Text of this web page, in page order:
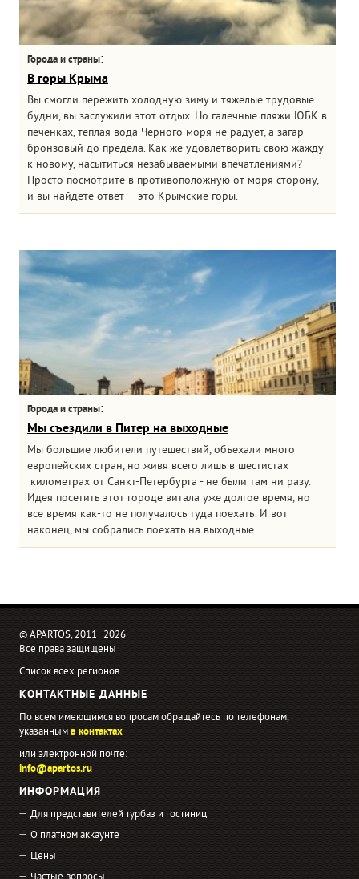
Города и страны:
В горы Крыма
Вы смогли пережить холодную зиму и тяжелые трудовые
будни, вы заслужили этот отдых. Но галечные пляжи ЮБК в
печенках, теплая вода Черного моря не радует, а загар
бронзовый до предела. Как же удовлетворить свою жажду
к новому, насытиться незабываемыми впечатлениями?
Просто посмотрите в противоположную от моря сторону,
и вы найдете ответ — это Крымские горы.
Города и страны:
Мы съездили в Питер на выходные
Мы большие любители путешествий, объехали много
европейских стран, но живя всего лишь в шестистах
километрах от Санкт-Петербурга - не были там ни разу.
Идея посетить этот городе витала уже долгое время, но
все время как-то не получалось туда поехать. И вот
наконец, мы собрались поехать на выходные.
© APARTOS, 2011−2026
Все права защищены
Список всех регионов
КОНТАКТНЫЕ ДАННЫЕ
По всем имеющимся вопросам обращайтесь по телефонам,
указаннымв контактах
или электронной почте:
info@apartos.ru
ИНФОРМАЦИЯ
Для представителей турбаз и гостиниц
О платном аккаунте
Цены